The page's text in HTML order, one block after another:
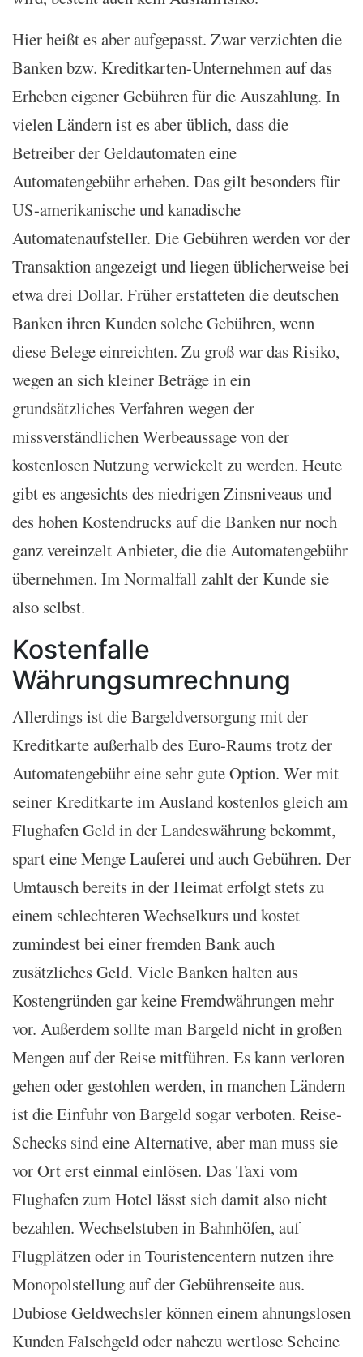
Hier heißt es aber aufgepasst. Zwar verzichten die
Banken bzw. Kreditkarten-Unternehmen auf das
Erheben eigener Gebühren für die Auszahlung. In
vielen Ländern ist es aber üblich, dass die
Betreiber der Geldautomaten eine
Automatengebühr erheben. Das gilt besonders für
US-amerikanische und kanadische
Automatenaufsteller. Die Gebühren werden vor der
Transaktion angezeigt und liegen üblicherweise bei
etwa drei Dollar. Früher erstatteten die deutschen
Banken ihren Kunden solche Gebühren, wenn
diese Belege einreichten. Zu groß war das Risiko,
wegen an sich kleiner Beträge in ein
grundsätzliches Verfahren wegen der
missverständlichen Werbeaussage von der
kostenlosen Nutzung verwickelt zu werden. Heute
gibt es angesichts des niedrigen Zinsniveaus und
des hohen Kostendrucks auf die Banken nur noch
ganz vereinzelt Anbieter, die die Automatengebühr
übernehmen. Im Normalfall zahlt der Kunde sie
also selbst.
Kostenfalle
Währungsumrechnung
Allerdings ist die Bargeldversorgung mit der
Kreditkarte außerhalb des Euro-Raums trotz der
Automatengebühr eine sehr gute Option. Wer mit
seiner Kreditkarte im Ausland kostenlos gleich am
Flughafen Geld in der Landeswährung bekommt,
spart eine Menge Lauferei und auch Gebühren. Der
Umtausch bereits in der Heimat erfolgt stets zu
einem schlechteren Wechselkurs und kostet
zumindest bei einer fremden Bank auch
zusätzliches Geld. Viele Banken halten aus
Kostengründen gar keine Fremdwährungen mehr
vor. Außerdem sollte man Bargeld nicht in großen
Mengen auf der Reise mitführen. Es kann verloren
gehen oder gestohlen werden, in manchen Ländern
ist die Einfuhr von Bargeld sogar verboten. Reise-
Schecks sind eine Alternative, aber man muss sie
vor Ort erst einmal einlösen. Das Taxi vom
Flughafen zum Hotel lässt sich damit also nicht
bezahlen. Wechselstuben in Bahnhöfen, auf
Flugplätzen oder in Touristencentern nutzen ihre
Monopolstellung auf der Gebührenseite aus.
Dubiose Geldwechsler können einem ahnungslosen
Kunden Falschgeld oder nahezu wertlose Scheine